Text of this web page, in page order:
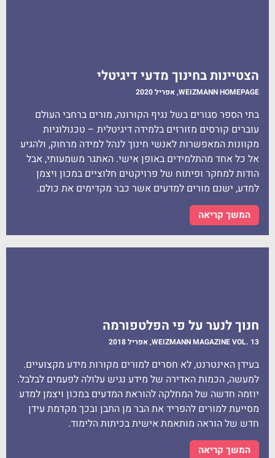
הצטיינות בחינוך מדעי דיגיטלי
WEIZMANN HOMEPAGE, אפריל 2020​
בתי הספר סגורים בשל נגיף הקורונה, מורים ברחבי העולם
עוברים קורסים מזורזים בלמידה דיגיטלית – טכנולוגיות
מקוונות המאפשרות לאנשי חינוך לנהל למידה מרחוק, ולהגיע
אל כל אחד מהתלמידים באופן אישי. האתגר משמעותי, אבל
הודות למחקר ופיתוח של פרויקטים חלוציים במכון ויצמן
למדע, ישנם מורים למדעים אשר כבר מקדימים את כולם.
המשך קריאה
חנוך לנער על פי הפלטפורמה
WEIZMANN MAGAZINE VOL. 13, אפריל 2018​
בעידן האינטרנט, לא חסרים למורים מקורות מידע מקצועיים.
למעשה, הכמות האדירה של מידע נגיש עלולה לפעמים לבלבל.
יוזמה חדשה של המחלקה להוראת המדעים במכון ויצמן למדע
מסייעת למורים להפריד את הבר מן התבן ובכך מקדמת עידן
חדש של הוראה מותאמת אישית בכיתות הלימוד.
המשך קריאה